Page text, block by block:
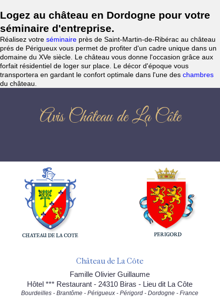
Logez au château en Dordogne pour votre
séminaire d'entreprise.
Réalisez votre séminaire près de Saint-Martin-de-Ribérac au château
prés de Périgueux vous permet de profiter d'un cadre unique dans un
domaine du XVe siècle. Le château vous donne l'occasion grâce aux
forfait résidentiel de loger sur place. Le décor d'époque vous
transportera en gardant le confort optimale dans l'une des chambres
du château.
Avis Château de La Côte
Château de La Côte
Famille Olivier Guillaume
Hôtel *** Restaurant - 24310 Biras - Lieu dit La Côte
Bourdeilles - Brantôme - Périgueux - Périgord - Dordogne - France